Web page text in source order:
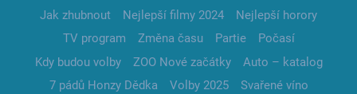
Jak zhubnout Nejlepší filmy 2024
Nejlepší horory
TV program
Změna času Partie
Počasí
Kdy budou volby
ZOO Nové začátky
Auto – katalog
7 pádů Honzy Dědka
Volby 2025
Svařené víno